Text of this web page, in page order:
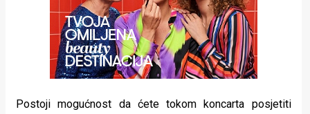
Postoji mogućnost da ćete tokom koncarta posjetiti